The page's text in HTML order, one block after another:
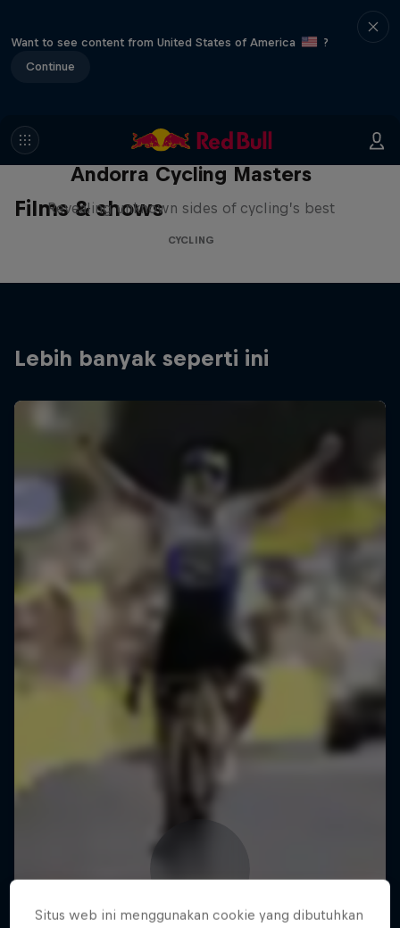
Want to see content from United States of America
?
Continue
Films & shows
Andorra Cycling Masters
Revealing unknown sides of cycling’s best
CYCLING
Lebih banyak seperti ini
Situs web ini menggunakan cookie yang dibutuhkan